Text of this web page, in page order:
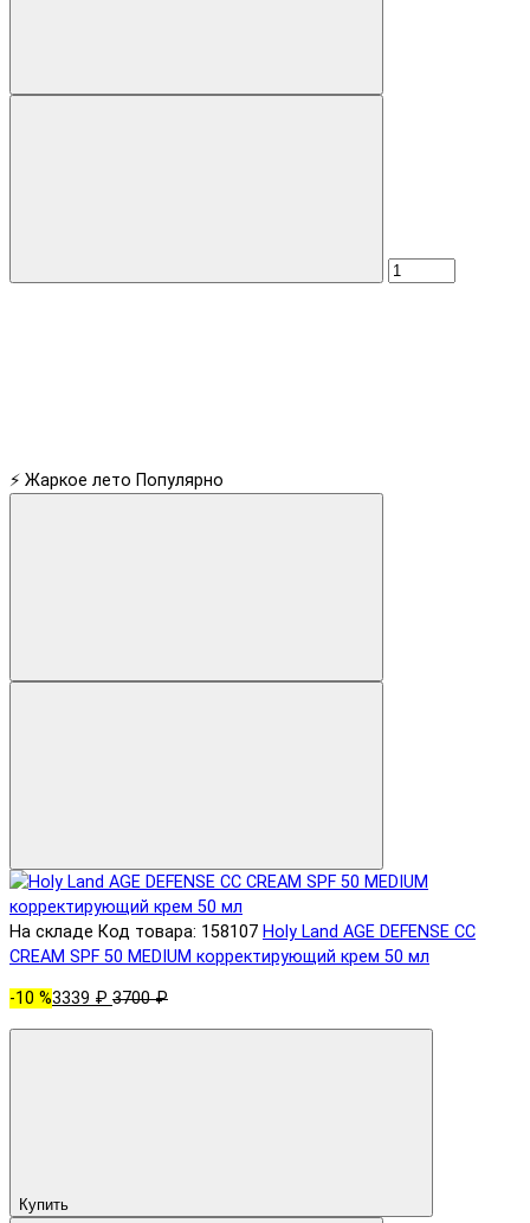
⚡ Жаркое лето Популярно
На складе Код товара: 158107 Holy Land AGE DEFENSE CC
CREAM SPF 50 MEDIUM корректирующий крем 50 мл
-10 %3339 ₽ 3700 ₽
Купить